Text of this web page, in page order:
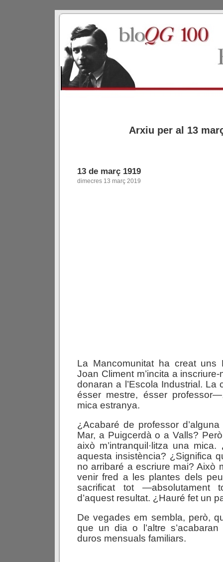
Arxiu per al 13
13 de març 1919
dimecres 13 març 2019
La Mancomunitat ha creat uns
Joan Climent m’incita a inscriure-
donaran a l’Escola Industrial.
ésser mestre, ésser
mica estranya.
¿Acabaré de professor
Mar, a Puigcerdà o a Valls?
això m’intranquil·litza una
aquesta insistència? ¿Significa
no arribaré a escriure mai? Això
venir fred a les plantes dels
sacrificat tot —absolutament
d’aquest resultat. ¿Hauré fet un
De vegades em sembla, però,
que un dia o l’altre
duros mensuals familiars.